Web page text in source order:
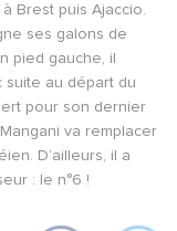
Brest puis Ajaccio.
ses galons de
pied gauche, il
suite au départ du
pour son dernier
va remplacer
D’ailleurs, il a
: le n°6 !